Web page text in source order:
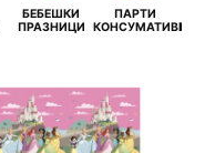
БЕБЕШКИ
ПРАЗНИЦИ
ПАРТИ
КОНСУМАТИВИ